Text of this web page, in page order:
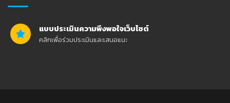
แบบประเมินความพึงพอใจเว็บไซต์
คลิกเพื่อร่วมประเมินและเสนอแนะ